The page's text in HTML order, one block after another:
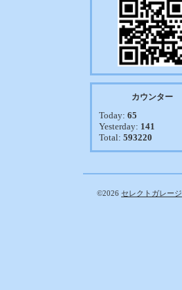
カウンター
Today: 65
Yesterday: 141
Total: 593220
©2026 セレクトガレージ